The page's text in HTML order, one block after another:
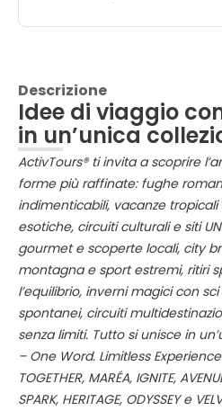
Descrizione
Idee di viaggio
in un’unica
ActivTours® ti invita a scoprire
forme più raffinate: fughe
indimenticabili, vacanze
esotiche, circuiti culturali e siti
gourmet e scoperte locali, city
montagna e sport estremi, ritiri
l’equilibrio, inverni magici con
spontanei, circuiti
senza limiti. Tutto si unisce in
– One Word. Limitless
TOGETHER, MARÉA, IGNITE,
SPARK, HERITAGE, ODYSSEY e